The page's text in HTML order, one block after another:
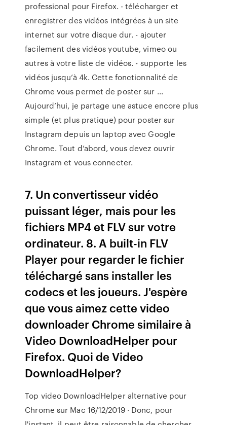
professional pour Firefox. - télécharger et
enregistrer des vidéos intégrées à un site
internet sur votre disque dur. - ajouter
facilement des vidéos youtube, vimeo ou
autres à votre liste de vidéos. - supporte les
vidéos jusqu’à 4k. Cette fonctionnalité de
Chrome vous permet de poster sur ...
Aujourd’hui, je partage une astuce encore plus
simple (et plus pratique) pour poster sur
Instagram depuis un laptop avec Google
Chrome. Tout d’abord, vous devez ouvrir
Instagram et vous connecter.
7. Un convertisseur vidéo
puissant léger, mais pour les
fichiers MP4 et FLV sur votre
ordinateur. 8. A built-in FLV
Player pour regarder le fichier
téléchargé sans installer les
codecs et les joueurs. J'espère
que vous aimez cette video
downloader Chrome similaire à
Video DownloadHelper pour
Firefox. Quoi de Video
DownloadHelper?
Top video DownloadHelper alternative pour
Chrome sur Mac 16/12/2019 · Donc, pour